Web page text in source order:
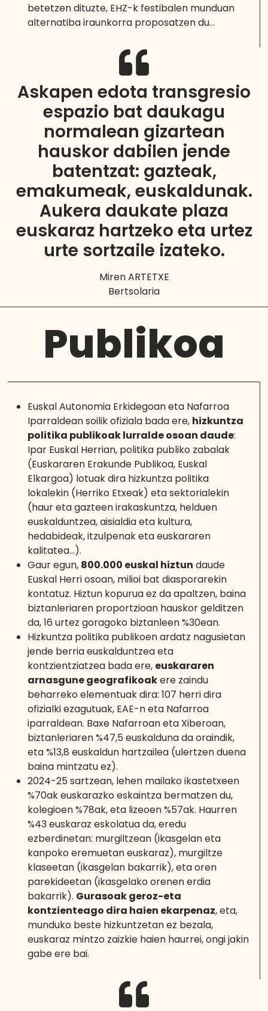
betetzen dituzte, EHZ-k festibalen munduan
alternatiba iraunkorra proposatzen du…
Askapen edota transgresio
espazio bat daukagu
normalean gizartean
hauskor dabilen jende
batentzat: gazteak,
emakumeak, euskaldunak.
Aukera daukate plaza
euskaraz hartzeko eta urtez
urte sortzaile izateko.
Miren ARTETXE
Bertsolaria
Publikoa
Euskal Autonomia Erkidegoan eta Nafarroa
Iparraldean soilik ofiziala bada ere, hizkuntza
politika publikoak lurralde osoan daude:
Ipar Euskal Herrian, politika publiko zabalak
(Euskararen Erakunde Publikoa, Euskal
Elkargoa) lotuak dira hizkuntza politika
lokalekin (Herriko Etxeak) eta sektorialekin
(haur eta gazteen irakaskuntza, helduen
euskalduntzea, aisialdia eta kultura,
hedabideak, itzulpenak eta euskararen
kalitatea…).
Gaur egun, 800.000 euskal hiztun daude
Euskal Herri osoan, milioi bat diasporarekin
kontatuz. Hiztun kopurua ez da apaltzen, baina
biztanleriaren proportzioan hauskor gelditzen
da, 16 urtez goragoko biztanleen %30ean.
Hizkuntza politika publikoen ardatz nagusietan
jende berria euskalduntzea eta
kontzientziatzea bada ere, euskararen
arnasgune geografikoakere zaindu
beharreko elementuak dira: 107 herri dira
ofizialki ezagutuak, EAE-n eta Nafarroa
iparraldean. Baxe Nafarroan eta Xiberoan,
biztanleriaren %47,5 euskalduna da oraindik,
eta %13,8 euskaldun hartzailea (ulertzen duena
baina mintzatu ez).
2024-25 sartzean, lehen mailako ikastetxeen
%70ak euskarazko eskaintza bermatzen du,
kolegioen %78ak, eta lizeoen %57ak. Haurren
%43 euskaraz eskolatua da, eredu
ezberdinetan: murgiltzean (ikasgelan eta
kanpoko eremuetan euskaraz), murgiltze
klaseetan (ikasgelan bakarrik), eta oren
parekideetan (ikasgelako orenen erdia
bakarrik). Gurasoak geroz-eta
kontzienteago dira haien ekarpenaz, eta,
munduko beste hizkuntzetan ez bezala,
euskaraz mintzo zaizkie haien haurrei, ongi jakin
gabe ere bai.